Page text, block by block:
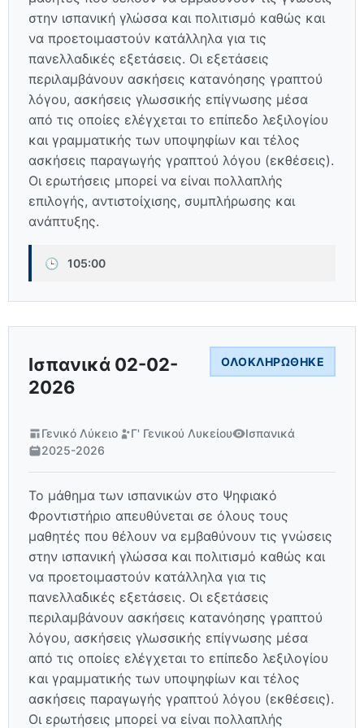
στην ισπανική γλώσσα και πολιτισμό καθώς και
να προετοιμαστούν κατάλληλα για τις
πανελλαδικές εξετάσεις. Οι εξετάσεις
περιλαμβάνουν ασκήσεις κατανόησης γραπτού
λόγου, ασκήσεις γλωσσικής επίγνωσης μέσα
από τις οποίες ελέγχεται το επίπεδο λεξιλογίου
και γραμματικής των υποψηφίων και τέλος
ασκήσεις παραγωγής γραπτού λόγου (εκθέσεις).
Οι ερωτήσεις μπορεί να είναι πολλαπλής
επιλογής, αντιστοίχισης, συμπλήρωσης και
ανάπτυξης.
🕒 105:00
Ισπανικά 02-02-
2026
ΟΛΟΚΛΗΡΏΘΗΚΕ
Γενικό Λύκειο Γ' Γενικού Λυκείου
Ισπανικά
2025-2026
Το μάθημα των ισπανικών στο Ψηφιακό
Φροντιστήριο απευθύνεται σε όλους τους
μαθητές που θέλουν να εμβαθύνουν τις γνώσεις
στην ισπανική γλώσσα και πολιτισμό καθώς και
να προετοιμαστούν κατάλληλα για τις
πανελλαδικές εξετάσεις. Οι εξετάσεις
περιλαμβάνουν ασκήσεις κατανόησης γραπτού
λόγου, ασκήσεις γλωσσικής επίγνωσης μέσα
από τις οποίες ελέγχεται το επίπεδο λεξιλογίου
και γραμματικής των υποψηφίων και τέλος
ασκήσεις παραγωγής γραπτού λόγου (εκθέσεις).
Οι ερωτήσεις μπορεί να είναι πολλαπλής